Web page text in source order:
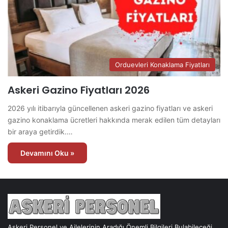
Orduevleri Konaklama Fiyatları
Askeri Gazino Fiyatları 2026
2026 yılı itibarıyla güncellenen askeri gazino fiyatları ve askeri
gazino konaklama ücretleri hakkında merak edilen tüm detayları
bir araya getirdik.…
Devamını Oku »